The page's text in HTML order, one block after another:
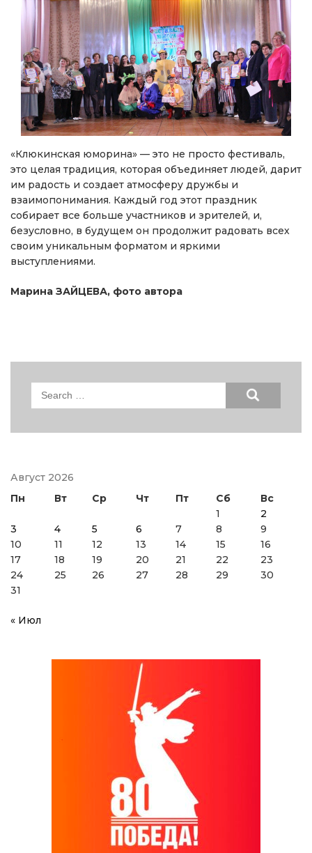
«Клюкинская юморина» — это не просто фестиваль,
это целая традиция, которая объединяет людей, дарит
им радость и создает атмосферу дружбы и
взаимопонимания. Каждый год этот праздник
собирает все больше участников и зрителей, и,
безусловно, в будущем он продолжит радовать всех
своим уникальным форматом и яркими
выступлениями.
Марина ЗАЙЦЕВА, фото автора
Search
Август 2026
Пн
Вт Ср Чт Пт Сб
Вс
1
2
3
4 5 6 7 8
9
10
11 12 13 14 15
16
17
18 19 20 21 22
23
24
25 26 27 28 29
30
31
« Июл